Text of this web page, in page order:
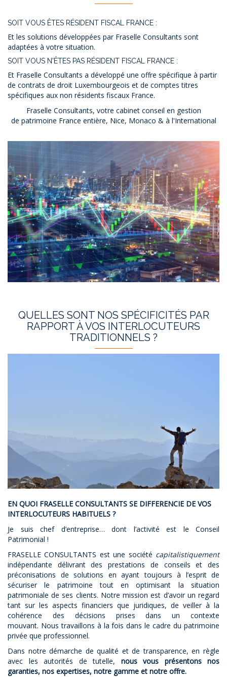
SOIT VOUS ÊTES RÉSIDENT FISCAL FRANCE :
Et les solutions développées par Fraselle Consultants sont
adaptées à votre situation.
SOIT VOUS N'ÊTES PAS RÉSIDENT FISCAL FRANCE :
Et Fraselle Consultants a développé une offre spécifique à partir
de contrats de droit Luxembourgeois et de comptes titres
spécifiques aux non résidents fiscaux France.
Fraselle Consultants, votre cabinet conseil en gestion
de patrimoine France entière, Nice, Monaco & à l'International
QUELLES SONT NOS SPÉCIFICITÉS PAR
RAPPORT À VOS INTERLOCUTEURS
TRADITIONNELS ?
EN QUOI FRASELLE CONSULTANTS SE DIFFERENCIE DE VOS
INTERLOCUTEURS HABITUELS ?
Je suis chef d’entreprise… dont l’activité est le Conseil
Patrimonial !
FRASELLE CONSULTANTS est une société capitalistiquement
indépendante délivrant des prestations de conseils et des
préconisations de solutions en ayant toujours à l’esprit de
sécuriser le patrimoine tout en optimisant la situation
patrimoniale de ses clients. Notre mission est d’avoir un regard
tant sur les aspects financiers que juridiques, de veiller à la
cohérence des décisions prises dans un contexte
mouvant. Nous travaillons à la fois dans le cadre du patrimoine
privée que professionnel.
Dans notre démarche de qualité et de transparence, en règle
avec les autorités de tutelle, nous vous présentons nos
garanties, nos expertises, notre gamme et notre offre.